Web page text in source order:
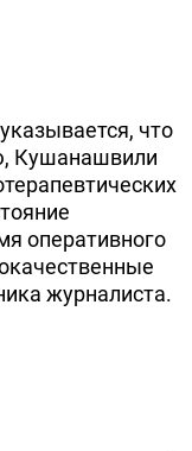
что
Кушанашвили
оперативного
журналиста.